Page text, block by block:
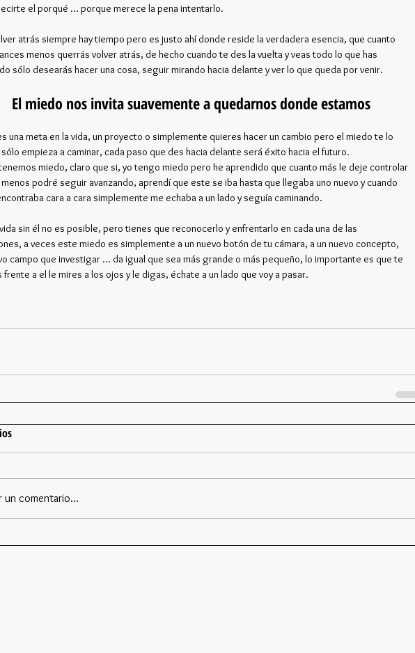
el porqué ... porque merece la pena intentarlo.
atrás siempre hay tiempo pero es justo ahí donde reside la verdadera esencia, que cuanto
menos querrás volver atrás, de hecho cuando te des la vuelta y veas todo lo que has
sólo desearás hacer una cosa, seguir mirando hacia delante y ver lo que queda por venir.
El miedo nos invita suavemente a quedarnos donde estamos
una meta en la vida, un proyecto o simplemente quieres hacer un cambio pero el miedo te lo
empieza a caminar, cada paso que des hacia delante será éxito hacia el futuro.
miedo, claro que si, yo tengo miedo pero he aprendido que cuanto más le deje controlar
menos podré seguir avanzando, aprendí que este se iba hasta que llegaba uno nuevo y cuando
cara a cara simplemente me echaba a un lado y seguía caminando.
sin él no es posible, pero tienes que reconocerlo y enfrentarlo en cada una de las
a veces este miedo es simplemente a un nuevo botón de tu cámara, a un nuevo concepto,
campo que investigar ... da igual que sea más grande o más pequeño, lo importante es que te
frente a el le mires a los ojos y le digas, échate a un lado que voy a pasar.
un comentario...